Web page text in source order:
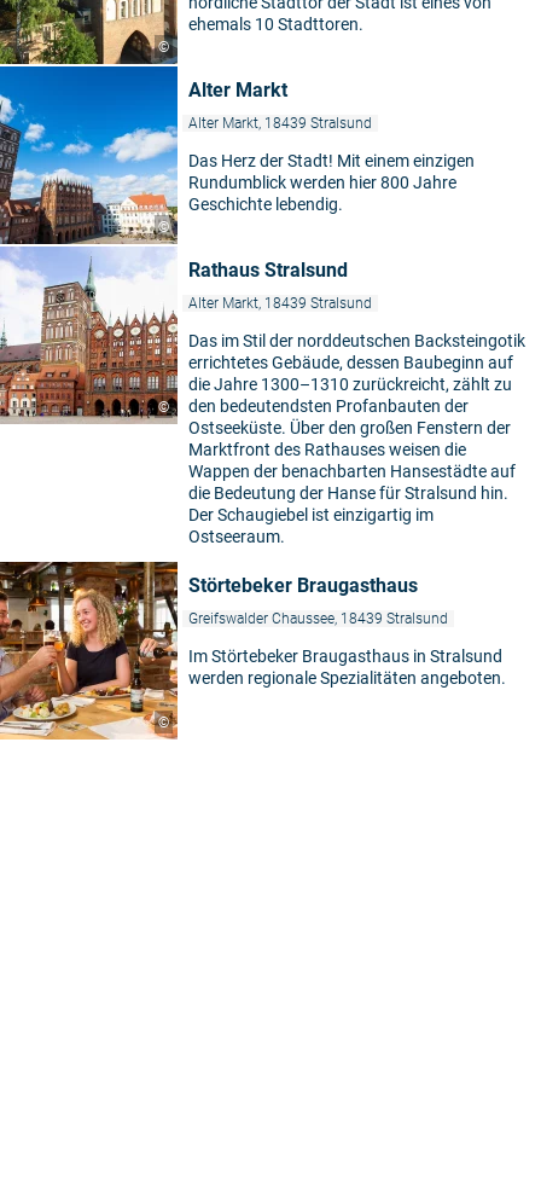
©
ehemals 10 Stadttoren.
©
Alter Markt
Alter Markt, 18439 Stralsund
Das Herz der Stadt! Mit einem einzigen
Rundumblick werden hier 800 Jahre
Geschichte lebendig.
©
Rathaus Stralsund
Alter Markt, 18439 Stralsund
Das im Stil der norddeutschen Backsteingotik
errichtetes Gebäude, dessen Baubeginn auf
die Jahre 1300–1310 zurückreicht, zählt zu
den bedeutendsten Profanbauten der
Ostseeküste. Über den großen Fenstern der
Marktfront des Rathauses weisen die
Wappen der benachbarten Hansestädte auf
die Bedeutung der Hanse für Stralsund hin.
Der Schaugiebel ist einzigartig im
Ostseeraum.
©
Störtebeker Braugasthaus
Greifswalder Chaussee, 18439 Stralsund
Im Störtebeker Braugasthaus in Stralsund
werden regionale Spezialitäten angeboten.